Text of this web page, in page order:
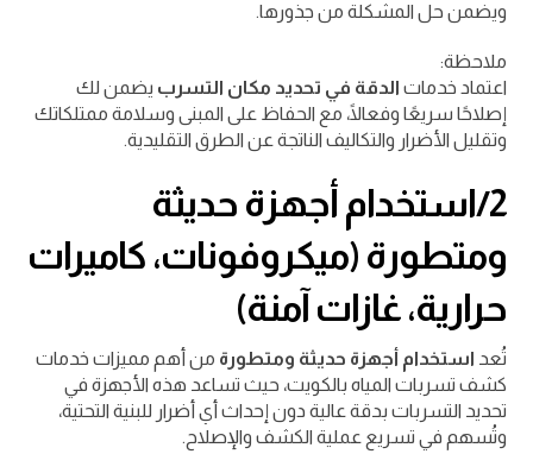
ويضمن حل المشكلة من جذورها.
ملاحظة:
اعتماد خدمات الدقة في تحديد مكان التسرب يضمن لك
إصلاحًا سريعًا وفعالًا، مع الحفاظ على المبنى وسلامة ممتلكاتك
وتقليل الأضرار والتكاليف الناتجة عن الطرق التقليدية.
2/استخدام أجهزة حديثة
ومتطورة (ميكروفونات، كاميرات
حرارية، غازات آمنة)
تُعد استخدام أجهزة حديثة ومتطورة من أهم مميزات خدمات
كشف تسربات المياه بالكويت، حيث تساعد هذه الأجهزة في
تحديد التسربات بدقة عالية دون إحداث أي أضرار للبنية التحتية،
وتُسهم في تسريع عملية الكشف والإصلاح.